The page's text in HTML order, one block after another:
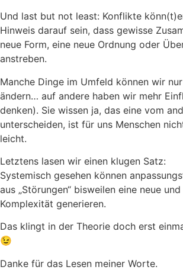
Und last but not least: Konflikte
Hinweis darauf sein, dass gewisse
neue Form, eine neue Ordnung oder
anstreben.
Manche Dinge im Umfeld können wir
ändern… auf andere haben wir mehr
denken). Sie wissen ja, das eine vom
unterscheiden, ist für uns Menschen
leicht.
Letztens lasen wir einen klugen Satz:
Systemisch gesehen können
aus „Störungen“ bisweilen eine neue
Komplexität generieren.
Das klingt in der Theorie doch erst
😉
Danke für das Lesen meiner Worte.